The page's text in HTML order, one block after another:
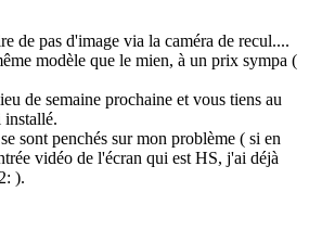
de pas d'image via la caméra de recul....
modèle que le mien, à un prix sympa (
de semaine prochaine et vous tiens au
installé.
sont penchés sur mon problème ( si en
vidéo de l'écran qui est HS, j'ai déjà
).